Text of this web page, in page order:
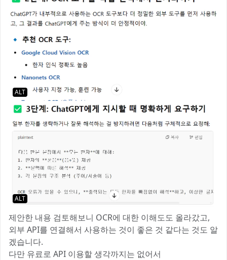
ALT
ALT
제안한 내용 검토해보니 OCR에 대한 이해도도 올라갔고,
외부 API를 연결해서 사용하는 것이 좋은 것 같다는 것도 알
겠습니다.
다만 유료로 API 이용할 생각까지는 없어서